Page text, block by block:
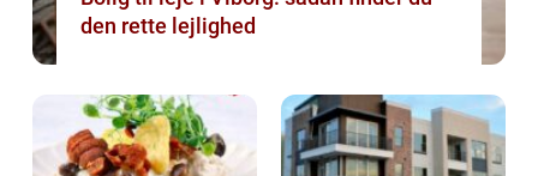
den rette lejlighed